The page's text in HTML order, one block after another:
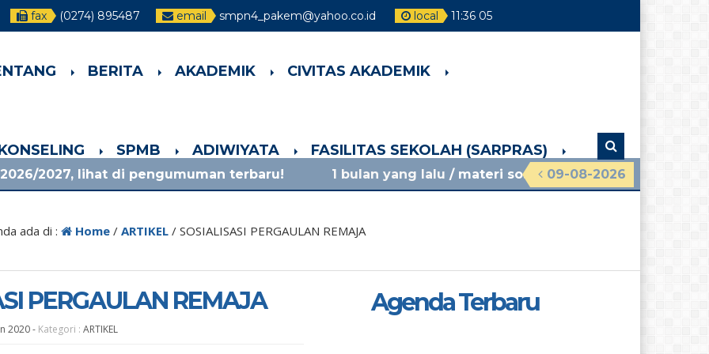
fax (0274) 895487 email smpn4_pakem@yahoo.co.id local 11:36 06
BERITA AKADEMIK CIVITAS AKADEMIK
SPMB ADIWIYATA FASILITAS SEKOLAH (SARPRAS)
09-08-2026
di pengumuman terbaru! 1 bulan yang lalu/ materi sosialisasi mpls ramah 2026 smpn 4
ada di : Home/ ARTIKEL/ SOSIALISASI PERGAULAN REMAJA
PERGAULAN REMAJA
2020- Kategori : ARTIKEL
Agenda Terbaru